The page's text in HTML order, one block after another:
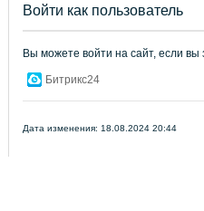
Войти как пользователь
Вы можете войти на сайт, если вы
Битрикс24
Дата изменения: 18.08.2024 20:44